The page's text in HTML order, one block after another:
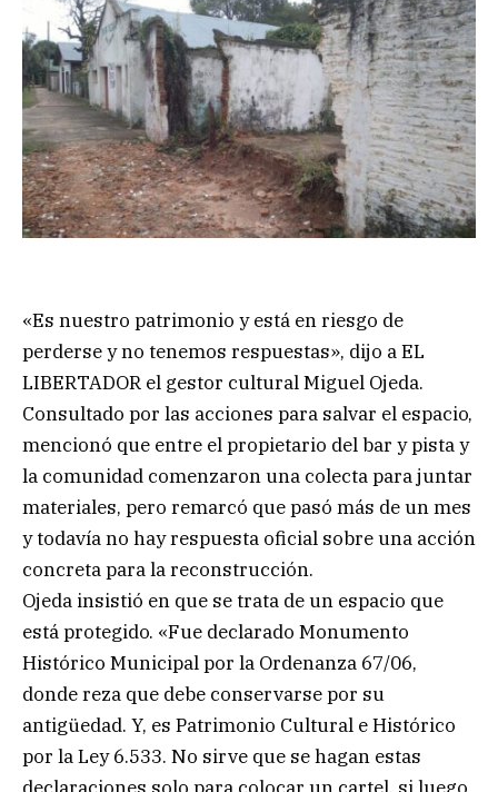
«Es nuestro patrimonio y está en riesgo de
perderse y no tenemos respuestas», dijo a EL
LIBERTADOR el gestor cultural Miguel Ojeda.
Consultado por las acciones para salvar el espacio,
mencionó que entre el propietario del bar y pista y
la comunidad comenzaron una colecta para juntar
materiales, pero remarcó que pasó más de un mes
y todavía no hay respuesta oficial sobre una acción
concreta para la reconstrucción.
Ojeda insistió en que se trata de un espacio que
está protegido. «Fue declarado Monumento
Histórico Municipal por la Ordenanza 67/06,
donde reza que debe conservarse por su
antigüedad. Y, es Patrimonio Cultural e Histórico
por la Ley 6.533. No sirve que se hagan estas
declaraciones solo para colocar un cartel, si luego